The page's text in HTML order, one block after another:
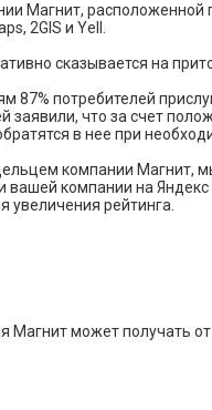
Магнит, расположенной
2GIS и Yell.
сказывается на
87% потребителей
что за счет
в нее при
компании Магнит,
вашей компании на
увеличения рейтинга.
Магнит может получать